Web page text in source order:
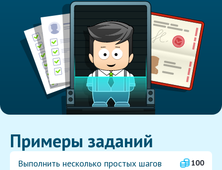
Примеры заданий
Выполнить несколько простых шагов
100